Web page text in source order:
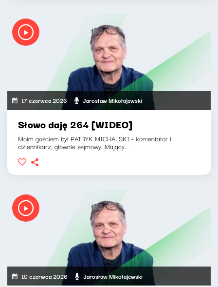
17 czerwca 2026 Jarosław Mikołajewski
Słowo daję 264 [WIDEO]
Moim gościem był PATRYK MICHALSKI - komentator i
dziennikarz, głównie sejmowy. Mający...
10 czerwca 2026 Jarosław Mikołajewski